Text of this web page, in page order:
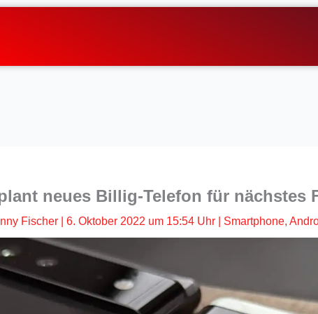
neues Billig-Telefon für nächstes
Fischer 6. Oktober 2022 um 15:54 Uhr Smartphone,